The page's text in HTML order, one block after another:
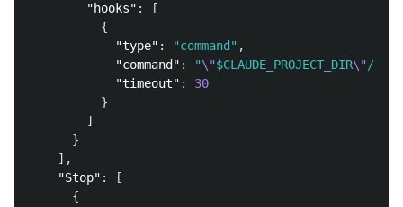
"hooks" :
[
{
"type" : "command" ,
"command" : "\"$CLAUDE_PROJECT_DIR\"/
"timeout" :
30
}
]
}
],
"Stop" :
[
{